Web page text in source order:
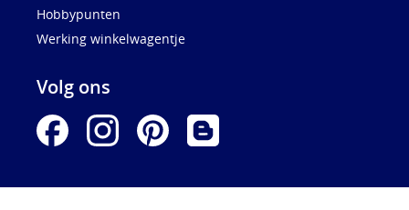
Hobbypunten
Werking winkelwagentje
Volg ons